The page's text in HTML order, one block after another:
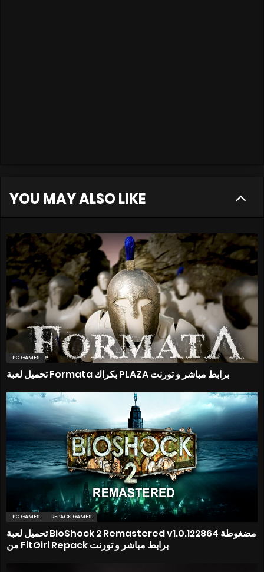
YOU MAY ALSO LIKE
PC GAMES
تحميل لعبة Formata بكراك PLAZA برابط مباشر و تورنت
PC GAMES REPACK GAMES
تحميل لعبة BioShock 2 Remastered v1.0.122864 مضغوطة
من FitGirl Repack برابط مباشر و تورنت